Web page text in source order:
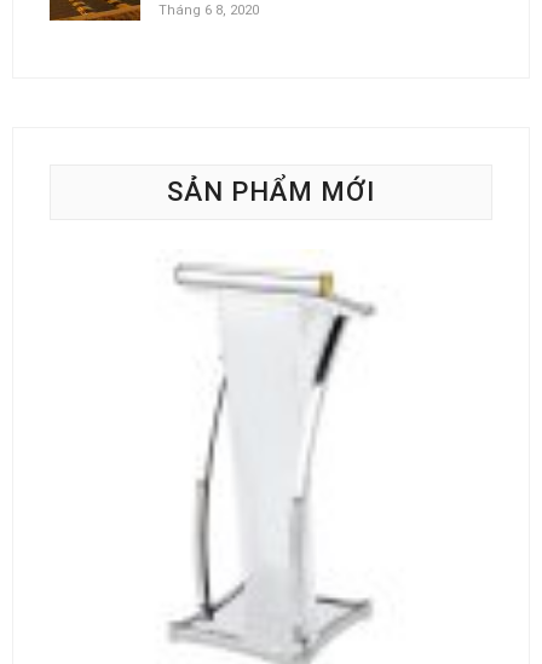
Tháng 6 8, 2020
SẢN PHẨM MỚI